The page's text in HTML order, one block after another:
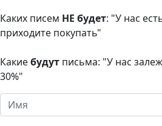
Каких писем НЕ будет: "У нас
приходите покупать"
Какиебудут письма: "У нас
30%"